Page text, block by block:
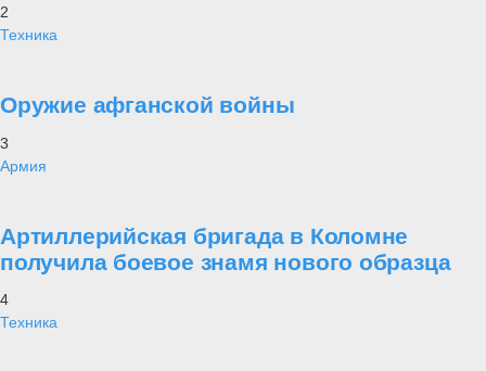
2
Техника
Оружие афганской войны
3
Армия
Артиллерийская бригада в Коломне
получила боевое знамя нового образца
4
Техника